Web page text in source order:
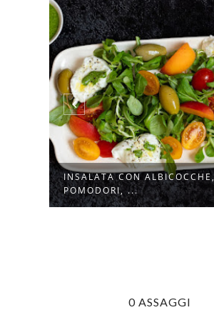
INSALATA CON ALBICOCCHE,
POMODORI, ...
0 ASSAGGI